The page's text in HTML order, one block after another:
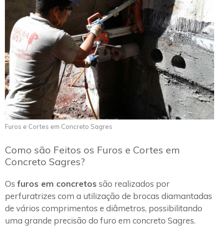
Furos e Cortes em Concreto Sagres
Como são Feitos os Furos e Cortes em
Concreto Sagres?
Os furos em concretos são realizados por
perfuratrizes com a utilização de brocas diamantadas
de vários comprimentos e diâmetros, possibilitando
uma grande precisão do furo em concreto Sagres.